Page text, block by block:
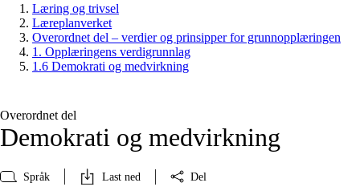
Læring og trivsel
Læreplanverket
Overordnet del – verdier og prinsipper for grunnopplæringen
1. Opplæringens verdigrunnlag
1.6 Demokrati og medvirkning
Overordnet del
Demokrati og medvirkning
Språk Last ned Del